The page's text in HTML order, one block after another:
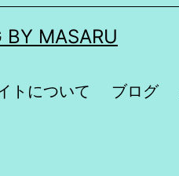
MASARU
トについて ブログ